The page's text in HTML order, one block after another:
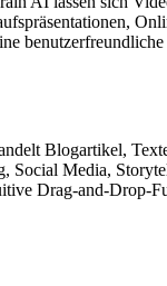
Blogartikel,
Social Media,
Drag-and-Drop-